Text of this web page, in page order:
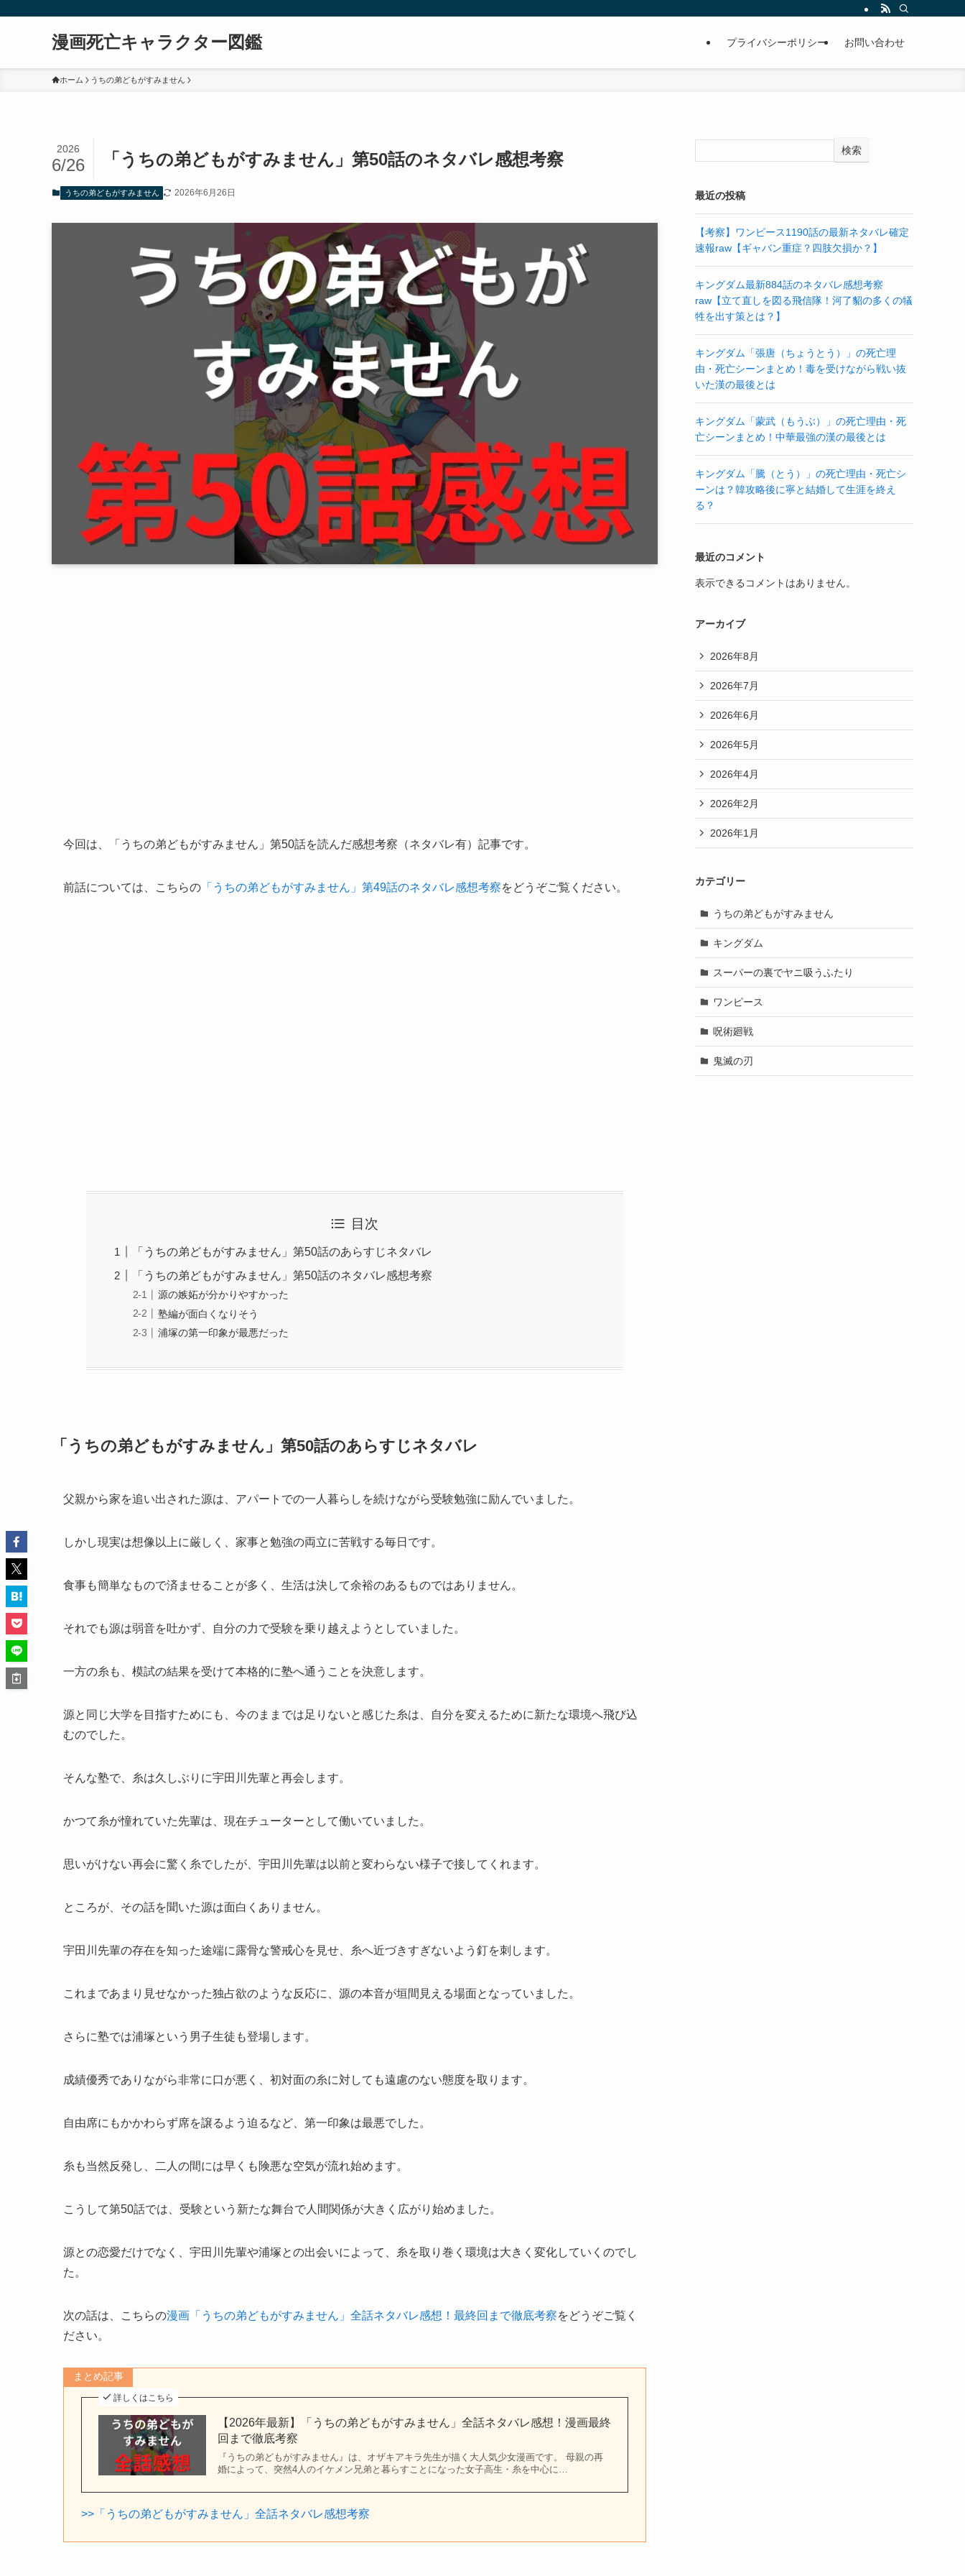
漫画死亡キャラクター図鑑 プライバシーポリシー お問い合わせ
ホーム うちの弟どもがすみません
「うちの弟どもがすみません」第50話のネタバレ感想考察
2026
6/26
うちの弟どもがすみません 2026年6月26日
今回は、「うちの弟どもがすみません」第50話を読んだ感想考察（ネタバレ有）記事です。
前話については、こちらの 「うちの弟どもがすみません」第49話のネタバレ感想考察をどうぞご覧ください。
目次
「うちの弟どもがすみません」第50話のあらすじネタバレ
「うちの弟どもがすみません」第50話のネタバレ感想考察
源の嫉妬が分かりやすかった
塾編が面白くなりそう
浦塚の第一印象が最悪だった
「うちの弟どもがすみません」第50話のあらすじネタバレ
父親から家を追い出された源は、アパートでの一人暮らしを続けながら受験勉強に励んでいました。
しかし現実は想像以上に厳しく、家事と勉強の両立に苦戦する毎日です。
食事も簡単なもので済ませることが多く、生活は決して余裕のあるものではありません。
それでも源は弱音を吐かず、自分の力で受験を乗り越えようとしていました。
一方の糸も、模試の結果を受けて本格的に塾へ通うことを決意します。
源と同じ大学を目指すためにも、今のままでは足りないと感じた糸は、自分を変えるために新たな環境へ飛び込
むのでした。
そんな塾で、糸は久しぶりに宇田川先輩と再会します。
かつて糸が憧れていた先輩は、現在チューターとして働いていました。
思いがけない再会に驚く糸でしたが、宇田川先輩は以前と変わらない様子で接してくれます。
ところが、その話を聞いた源は面白くありません。
宇田川先輩の存在を知った途端に露骨な警戒心を見せ、糸へ近づきすぎないよう釘を刺します。
これまであまり見せなかった独占欲のような反応に、源の本音が垣間見える場面となっていました。
さらに塾では浦塚という男子生徒も登場します。
成績優秀でありながら非常に口が悪く、初対面の糸に対しても遠慮のない態度を取ります。
自由席にもかかわらず席を譲るよう迫るなど、第一印象は最悪でした。
糸も当然反発し、二人の間には早くも険悪な空気が流れ始めます。
こうして第50話では、受験という新たな舞台で人間関係が大きく広がり始めました。
源との恋愛だけでなく、宇田川先輩や浦塚との出会いによって、糸を取り巻く環境は大きく変化していくのでし
た。
次の話は、こちらの漫画「うちの弟どもがすみません」全話ネタバレ感想！最終回まで徹底考察をどうぞご覧く
ださい。
まとめ記事
詳しくはこちら
【2026年最新】「うちの弟どもがすみません」全話ネタバレ感想！漫画最終
回まで徹底考察
『うちの弟どもがすみません』は、オザキアキラ先生が描く大人気少女漫画です。 母親の再
婚によって、突然4人のイケメン兄弟と暮らすことになった女子高生・糸を中心に…
>>「うちの弟どもがすみません」全話ネタバレ感想考察
検索
最近の投稿
【考察】ワンピース1190話の最新ネタバレ確定
速報raw【ギャバン重症？四肢欠損か？】
キングダム最新884話のネタバレ感想考察
raw【立て直しを図る飛信隊！河了貂の多くの犠
牲を出す策とは？】
キングダム「張唐（ちょうとう）」の死亡理
由・死亡シーンまとめ！毒を受けながら戦い抜
いた漢の最後とは
キングダム「蒙武（もうぶ）」の死亡理由・死
亡シーンまとめ！中華最強の漢の最後とは
キングダム「騰（とう）」の死亡理由・死亡シ
ーンは？韓攻略後に寧と結婚して生涯を終え
る？
最近のコメント
表示できるコメントはありません。
アーカイブ
2026年8月
2026年7月
2026年6月
2026年5月
2026年4月
2026年2月
2026年1月
カテゴリー
うちの弟どもがすみません
キングダム
スーパーの裏でヤニ吸うふたり
ワンピース
呪術廻戦
鬼滅の刃